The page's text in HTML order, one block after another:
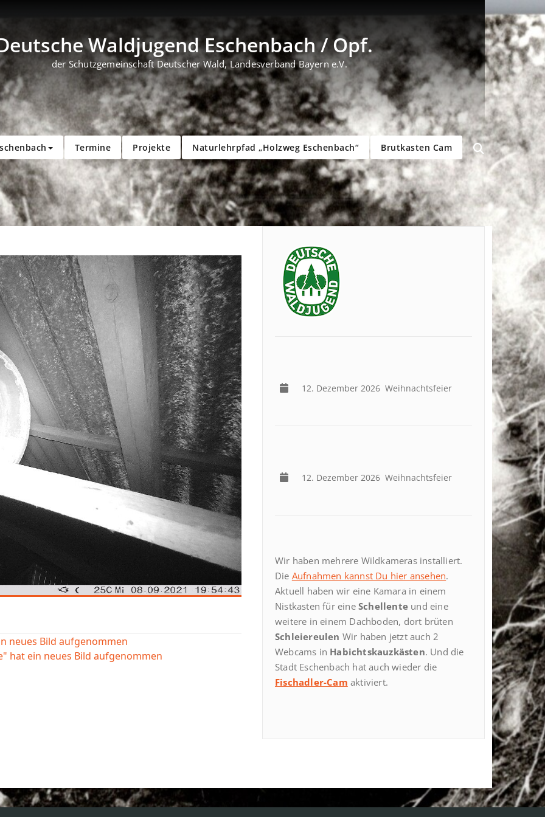
Waldjugend Eschenbach / Opf.
der Schutzgemeinschaft Deutscher Wald, Landesverband Bayern e.V.
Termine Projekte Naturlehrpfad „Holzweg Eschenbach“ Brutkasten Cam
neues Bild aufgenommen
hat ein neues Bild aufgenommen
12. Dezember 2026 Weihnachtsfeier
12. Dezember 2026 Weihnachtsfeier
Wir haben mehrere Wildkameras installiert.
Die Aufnahmen kannst Du hier ansehen.
Aktuell haben wir eine Kamara in einem
Nistkasten für eine Schellente und eine
weitere in einem Dachboden, dort brüten
Schleiereulen Wir haben jetzt auch 2
Webcams in Habichtskauzkästen. Und die
Stadt Eschenbach hat auch wieder die
Fischadler-Cam aktiviert.